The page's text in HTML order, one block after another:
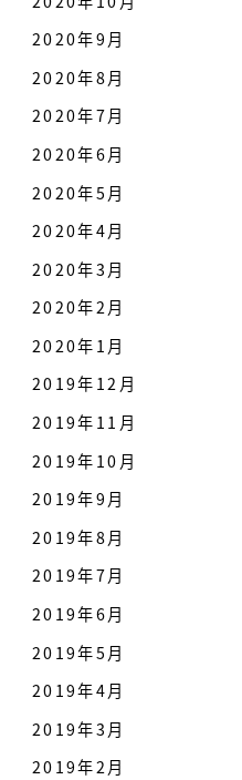
2020年9月
2020年8月
2020年7月
2020年6月
2020年5月
2020年4月
2020年3月
2020年2月
2020年1月
2019年12月
2019年11月
2019年10月
2019年9月
2019年8月
2019年7月
2019年6月
2019年5月
2019年4月
2019年3月
2019年2月